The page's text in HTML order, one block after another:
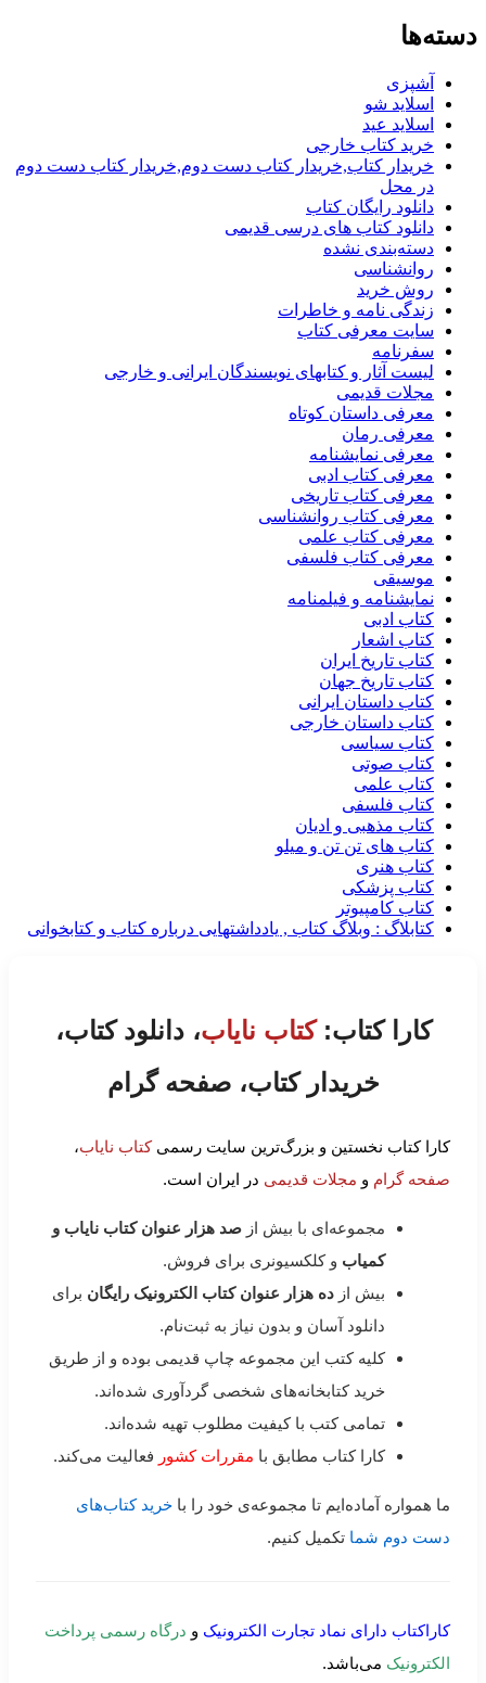
دسته‌ها
آشپزی
اسلاید شو
اسلاید عید
خرید کتاب خارجی
خریدار کتاب,خریدار کتاب دست دوم,خریدار کتاب دست دوم
در محل
دانلود رایگان کتاب
دانلود کتاب های درسی قدیمی
دسته‌بندی نشده
روانشناسی
روش خرید
زندگی نامه و خاطرات
سایت معرفی کتاب
سفرنامه
لیست آثار و کتابهای نویسندگان ایرانی و خارجی
مجلات قدیمی
معرفی داستان کوتاه
معرفی رمان
معرفی نمایشنامه
معرفی کتاب ادبی
معرفی کتاب تاریخی
معرفی کتاب روانشناسی
معرفی کتاب علمی
معرفی کتاب فلسفی
موسیقی
نمایشنامه و فیلمنامه
کتاب ادبی
کتاب اشعار
کتاب تاریخ ایران
کتاب تاریخ جهان
کتاب داستان ایرانی
کتاب داستان خارجی
کتاب سیاسی
کتاب صوتی
کتاب علمی
کتاب فلسفی
کتاب مذهبی و ادیان
کتاب های تن تن و میلو
کتاب هنری
کتاب پزشکی
کتاب کامپیوتر
کتابلاگ : وبلاگ کتاب , یادداشتهایی درباره کتاب و کتابخوانی
کارا کتاب:کتاب نایاب، دانلود کتاب،
خریدار کتاب، صفحه گرام
کارا کتاب نخستین و بزرگ‌ترین سایت رسمیکتاب نایاب،
صفحه گرام و مجلات قدیمی در ایران است.
مجموعه‌ای با بیش از صد هزار عنوان کتاب نایاب و
کمیاب و کلکسیونری برای فروش.
بیش از ده هزار عنوان کتاب الکترونیک رایگان برای
دانلود آسان و بدون نیاز به ثبت‌نام.
کلیه کتب این مجموعه چاپ قدیمی بوده و از طریق
خرید کتابخانه‌های شخصی گردآوری شده‌اند.
تمامی کتب با کیفیت مطلوب تهیه شده‌اند.
کارا کتاب مطابق با مقررات کشور فعالیت می‌کند.
ما همواره آماده‌ایم تا مجموعه‌ی خود را با خرید کتاب‌های
دست دوم شما تکمیل کنیم.
کاراکتاب دارای نماد تجارت الکترونیک و درگاه رسمی پرداخت
الکترونیک می‌باشد.